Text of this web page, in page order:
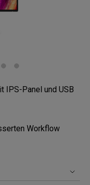
IPS-Panel und USB
Workflow